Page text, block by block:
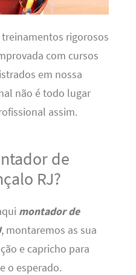
rigorosos
com cursos
em nossa
não é todo lugar
assim.
de
RJ?
montador de
, montaremos as sua
e capricho para
o esperado.